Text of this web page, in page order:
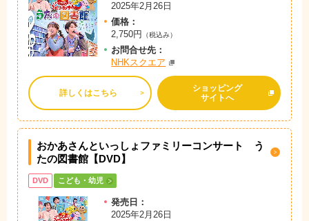
2025年2月26日
価格：
2,750円
（税込み）
お問合せ先：
NHKスクエア
詳しくはこちら
ショッピング
サイトへ
おかあさんといっしょファミリーコンサート う
たの図書館【DVD】
DVD こども・幼児
発売日：
2025年2月26日